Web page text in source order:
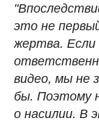
это не
жертва. Если
видео, мы не
бы. Поэтому
о насилии. В